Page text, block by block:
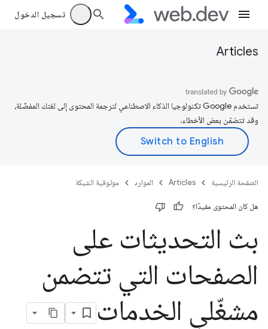
تسجيل الدخول
Articles
تستخدم Google تكنولوجيا الذكاء الاصطناعي لترجمة المحتوى إلى لغتك المفضّلة،
وقد تتضمّن بعض الأخطاء.
الصفحة الرئيسية Articles الموارد موثوقية الشبكة
هل كان المحتوى مفيدًا؟
بث التحديثات على
الصفحات التي تتضمن
مشغّلي الخدمات